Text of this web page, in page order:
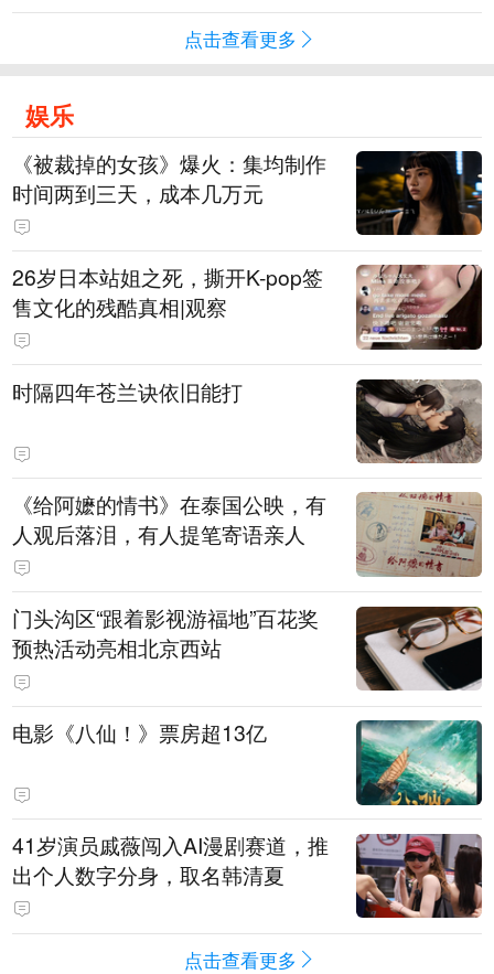
点击查看更多
娱乐
《被裁掉的女孩》爆火：集均制作
时间两到三天，成本几万元
​26岁日本站姐之死，撕开K-pop签
售文化的残酷真相|观察
时隔四年苍兰诀依旧能打
《给阿嬷的情书》在泰国公映，有
人观后落泪，有人提笔寄语亲人
门头沟区“跟着影视游福地”百花奖
预热活动亮相北京西站
电影《八仙！》票房超13亿
41岁演员戚薇闯入AI漫剧赛道，推
出个人数字分身，取名韩清夏
点击查看更多